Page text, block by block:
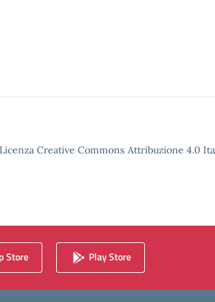
Creative Commons Attribuzione 4.0
Store Play Store